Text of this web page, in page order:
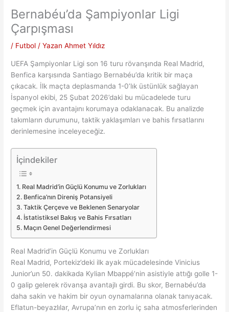
Bernabéu’da Şampiyonlar Ligi
Çarpışması
/ Futbol / Yazan Ahmet Yıldız
UEFA Şampiyonlar Ligi son 16 turu rövanşında Real Madrid,
Benfica karşısında Santiago Bernabéu’da kritik bir maça
çıkacak. İlk maçta deplasmanda 1-0’lık üstünlük sağlayan
İspanyol ekibi, 25 Şubat 2026’daki bu mücadelede turu
geçmek için avantajını korumaya odaklanacak. Bu analizde
takımların durumunu, taktik yaklaşımları ve bahis fırsatlarını
derinlemesine inceleyeceğiz.
İçindekiler
Real Madrid’in Güçlü Konumu ve Zorlukları
Benfica’nın Direniş Potansiyeli
Taktik Çerçeve ve Beklenen Senaryolar
İstatistiksel Bakış ve Bahis Fırsatları
Maçın Genel Değerlendirmesi
Real Madrid’in Güçlü Konumu ve Zorlukları
Real Madrid, Portekiz’deki ilk ayak mücadelesinde Vinicius
Junior’un 50. dakikada Kylian Mbappé’nin asistiyle attığı golle 1-
0 galip gelerek rövanşa avantajlı girdi. Bu skor, Bernabéu’da
daha sakin ve hakim bir oyun oynamalarına olanak tanıyacak.
Eflatun-beyazlılar, Avrupa’nın en zorlu iç saha atmosferlerinden